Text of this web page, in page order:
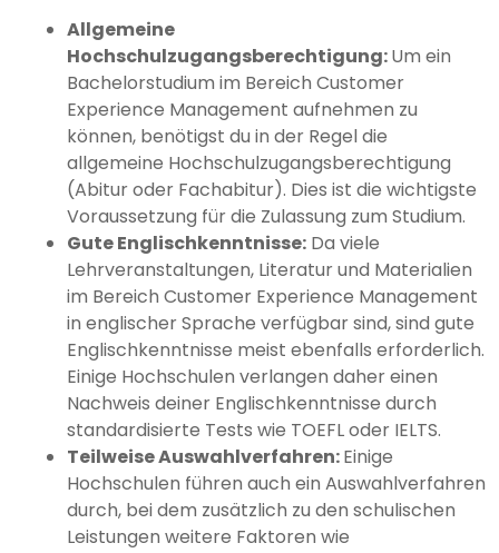
Allgemeine
Hochschulzugangsberechtigung:Um ein
Bachelorstudium im Bereich Customer
Experience Management aufnehmen zu
können, benötigst du in der Regel die
allgemeine Hochschulzugangsberechtigung
(Abitur oder Fachabitur). Dies ist die wichtigste
Voraussetzung für die Zulassung zum Studium.
Gute Englischkenntnisse: Da viele
Lehrveranstaltungen, Literatur und Materialien
im Bereich Customer Experience Management
in englischer Sprache verfügbar sind, sind gute
Englischkenntnisse meist ebenfalls erforderlich.
Einige Hochschulen verlangen daher einen
Nachweis deiner Englischkenntnisse durch
standardisierte Tests wie TOEFL oder IELTS.
Teilweise Auswahlverfahren:Einige
Hochschulen führen auch ein Auswahlverfahren
durch, bei dem zusätzlich zu den schulischen
Leistungen weitere Faktoren wie